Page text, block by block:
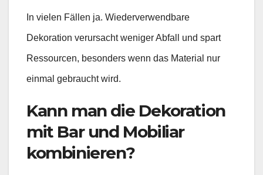
In vielen Fällen ja. Wiederverwendbare
Dekoration verursacht weniger Abfall und spart
Ressourcen, besonders wenn das Material nur
einmal gebraucht wird.
Kann man die Dekoration
mit Bar und Mobiliar
kombinieren?